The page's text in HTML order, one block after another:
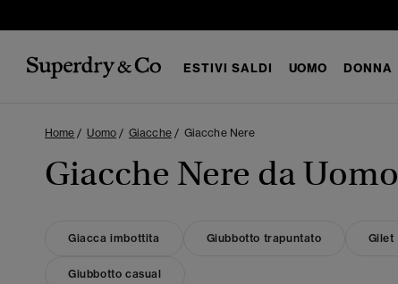
ESTIVI SALDI UOMO DONNA
Home Uomo Giacche Giacche Nere
Giacche Nere da Uomo
Giacca imbottita Giubbotto trapuntato Gilet
Giubbotto casual